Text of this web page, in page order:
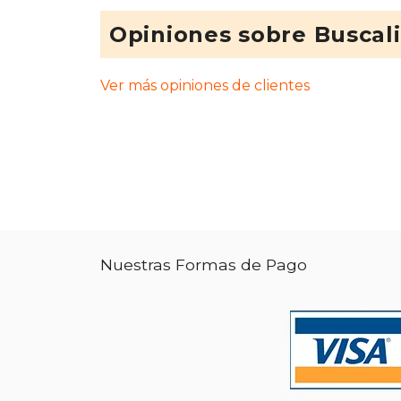
Opiniones sobre
Ver más opiniones de clientes
Nuestras Formas de Pago